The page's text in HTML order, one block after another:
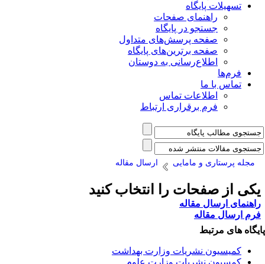
تسهیلات پایگاه
راهنمای صفحات
جستجو در پایگاه
صفحه پرسش‌های متداول
صفحه برترین‌های پایگاه
اطلاع‌رسانی به دوستان
فرم‌ها
تماس با ما
اطلاعات تماس
فرم برقراری ارتباط
مجله پرستاری و مامایی ارسال مقاله
از صفحات را انتخاب کنید
ارسال مقاله
ارسال مقاله
های مرتبط
کمیسیون نشریات وزارت بهداشت
کمسیون نشریات وزارت علوم